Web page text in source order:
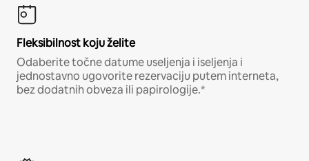
Fleksibilnost koju želite
Odaberite točne datume useljenja i iseljenja i
jednostavno ugovorite rezervaciju putem interneta,
bez dodatnih obveza ili papirologije.*